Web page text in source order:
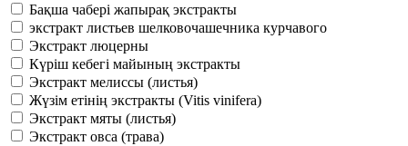
Бақша чабері жапырақ экстракты
экстракт листьев шелковочашечника курчавого
Экстракт люцерны
Күріш кебегі майының экстракты
Экстракт мелиссы (листья)
Жүзім етінің экстракты (Vitis vinifera)
Экстракт мяты (листья)
Экстракт овса (трава)